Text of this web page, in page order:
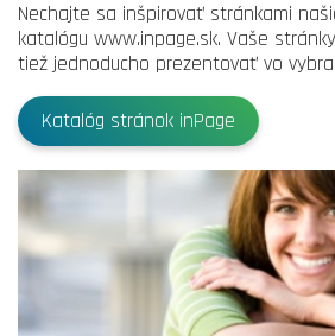
Nechajte sa inšpirovať stránkami
katalógu www.inpage.sk. Vaše
tiež jednoducho prezentovať vo
Katalóg stránok inPage